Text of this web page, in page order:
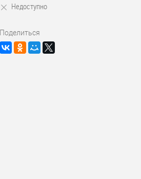
Недоступно
Поделиться